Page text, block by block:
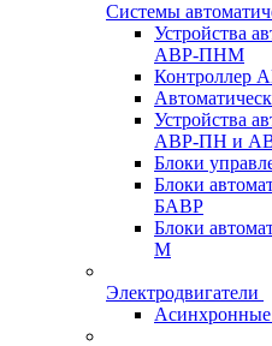
Системы
Устройства
АВР-ПНМ
Контроллер
Устройства
АВР-ПН и
Блоки
Блоки
БАВР
Блоки
М
Электродвигатели
Асинхронные